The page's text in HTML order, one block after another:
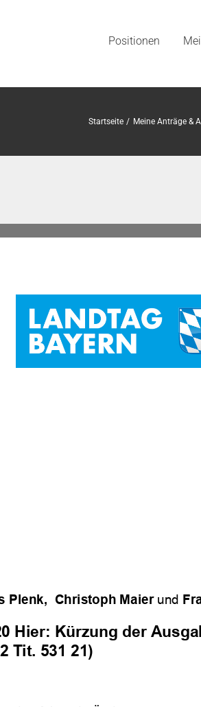
Positionen
Startseite Meine Anträge &